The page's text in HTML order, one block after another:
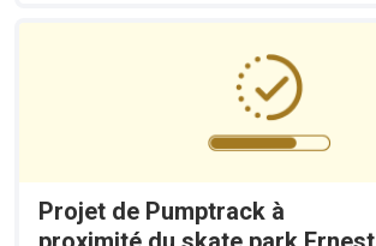
Projet de Pumptrack à